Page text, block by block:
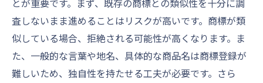
とが重要です。まず、既存の商標との類似性を十分に調
査しないまま進めることはリスクが高いです。商標が類
似している場合、拒絶される可能性が高くなります。ま
た、一般的な言葉や地名、具体的な商品名は商標登録が
難しいため、独自性を持たせる工夫が必要です。さら